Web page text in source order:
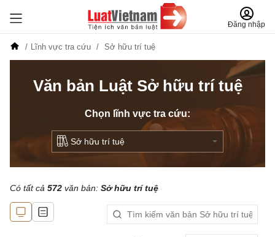
Đăng nhập
Lĩnh vực tra cứu Sở hữu trí tuệ
Văn bản Luật Sở hữu trí tuệ
Chọn lĩnh vực tra cứu:
Có tất cả 572 văn bản: Sở hữu trí tuệ